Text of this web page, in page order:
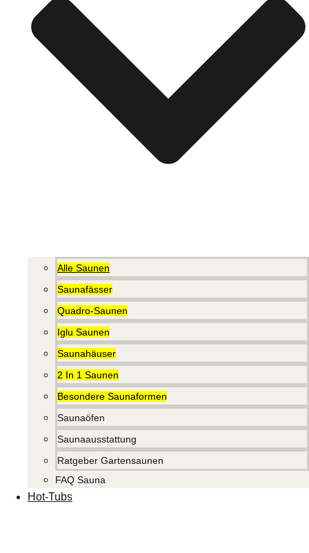
Alle Saunen
Saunafässer
Quadro-Saunen
Iglu Saunen
Saunahäuser
2 In 1 Saunen
Besondere Saunaformen
Saunaöfen
Saunaausstattung
Ratgeber Gartensaunen
FAQ Sauna
Hot-Tubs